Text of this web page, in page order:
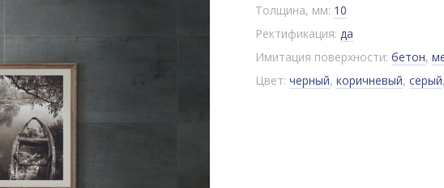
Толщина, мм: 10
Ректификация: да
Имитация поверхности: бетон,
Цвет: черный, коричневый, серый,